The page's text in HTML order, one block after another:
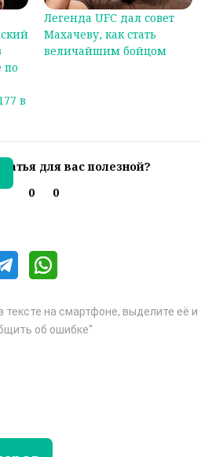
по
в
Легенда UFC дал совет
Махачеву, как стать
величайшим бойцом
для вас полезной?
0
0
тексте на смартфоне, выделите её и
об ошибке"